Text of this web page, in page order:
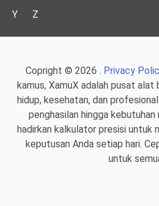
Y Z
Copright © 2026 . Privacy
kamus, XamuX adalah pusat
hidup, kesehatan, dan
penghasilan hingga kebutuhan
hadirkan kalkulator presisi untuk
keputusan Anda setiap hari.
untuk